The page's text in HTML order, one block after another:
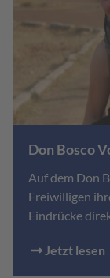
Don Bosco
Auf dem Don
Freiwilligen
Eindrücke
Jetzt lesen